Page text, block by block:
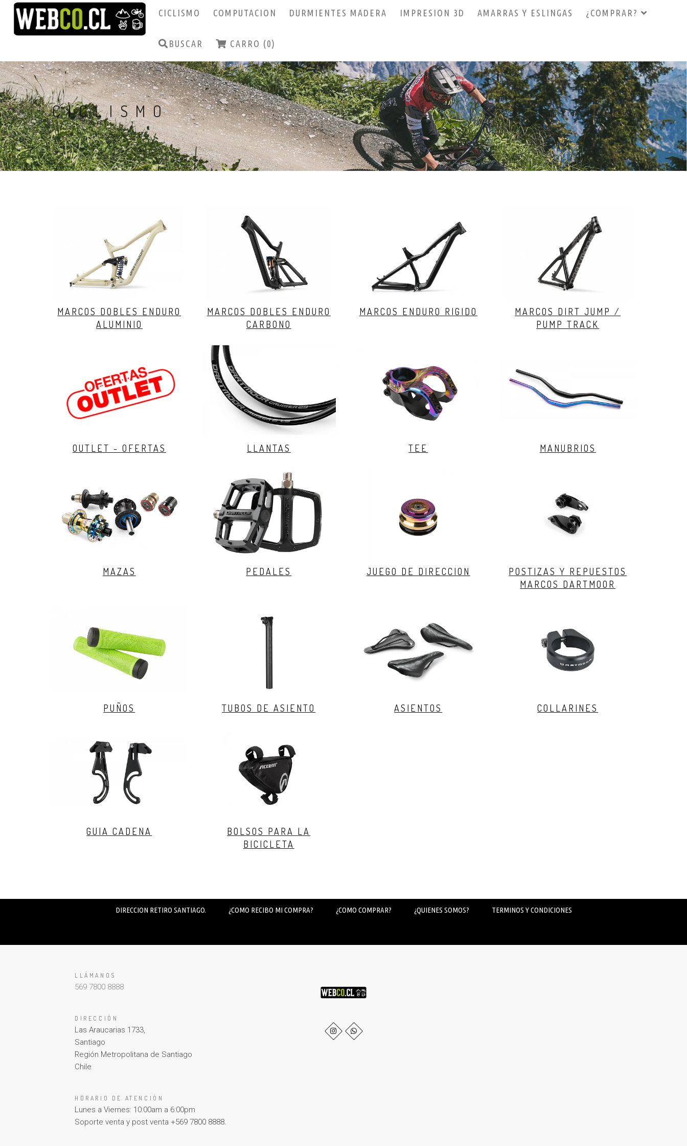
CICLISMO COMPUTACION DURMIENTES MADERA IMPRESION 3D AMARRAS Y ESLINGAS ¿COMPRAR?
BUSCAR CARRO (0)
CICLISMO INICIO/CICLISMO
MARCOS DOBLES ENDURO
ALUMINIO
MARCOS DOBLES ENDURO
CARBONO
MARCOS ENDURO RIGIDO
MARCOS DIRT JUMP /
PUMP TRACK
OUTLET - OFERTAS LLANTAS TEE MANUBRIOS
MAZAS PEDALES JUEGO DE DIRECCION
POSTIZAS Y REPUESTOS
MARCOS DARTMOOR
PUÑOS TUBOS DE ASIENTO ASIENTOS COLLARINES
GUIA CADENA
BOLSOS PARA LA
BICICLETA
DIRECCION RETIRO SANTIAGO. ¿COMO RECIBO MI COMPRA? ¿COMO COMPRAR? ¿QUIENES SOMOS? TERMINOS Y CONDICIONES
LLÁMANOS
569 7800 8888
DIRECCIÓN
Las Araucarias 1733,
Santiago
Región Metropolitana de Santiago
Chile
HORARIO DE ATENCIÓN
Lunes a Viernes: 10:00am a 6:00pm
Soporte venta y post venta +569 7800 8888.